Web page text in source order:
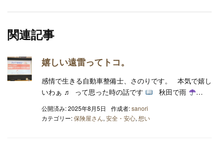
関連記事
嬉しい遠雷ってトコ。
感情で生きる自動車整備士、さのりです。 本気で嬉し
いわぁ ♬ って思った時の話です
秋田で雨 …
公開済み: 2025年8月5日 作成者:sanori
カテゴリー:保険屋さん, 安全・安心, 想い